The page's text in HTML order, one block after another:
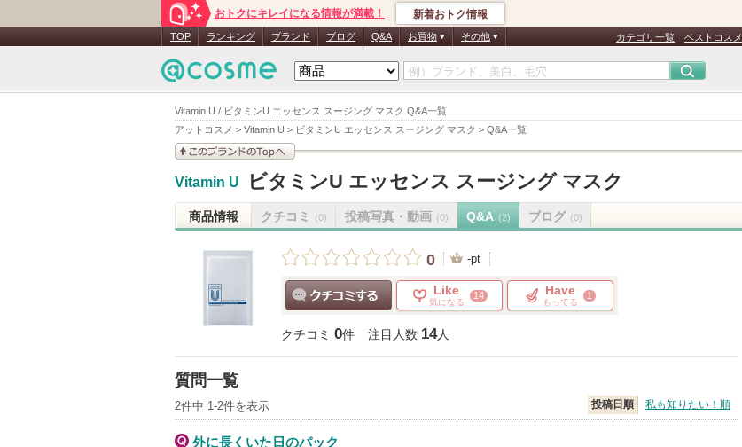
Vitamin U / ビタミンU エッセンス スージング マスク Q&A一覧
アットコスメ > Vitamin U > ビタミンU エッセンス スージング マスク > Q&A一覧
おトクにキレイになる情報が満載！ 新着おトク情報
TOP ランキング ブランド ブログ Q&A お買物 その他 カテゴリ一覧 ベストコスメ
このブランドの情報を
Vitamin U ビタミンU エッセンス スージング マスク
商品情報 クチコミ (0) 投稿写真・動画 (0) Q&A (2) ブログ (0)
0 -pt
Like
気になる
14 Have
もってる
1
クチコミ 0件 注目人数 14人
質問一覧
2件中 1-2件を表示 投稿日順 私も知りたい！順
外に長くいた日のパック